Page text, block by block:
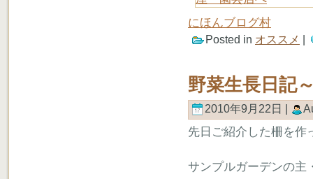
にほんブログ村
Posted in オススメ
野菜生長日記
2010年9月22日 |
先日ご紹介した柵を作
サンプルガーデンの主